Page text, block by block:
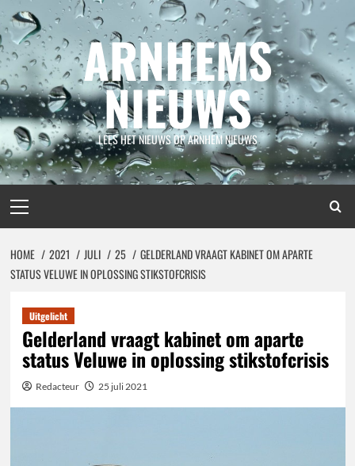
Spring
naar
inhoud
ARNHEMS
NIEUWS
LEES HET NIEUWS OP ARNHEM NIEUWS
menu
HOME 2021 JULI 25
GELDERLAND VRAAGT KABINET OM APARTE
STATUS VELUWE IN OPLOSSING STIKSTOFCRISIS
Uitgelicht
Gelderland vraagt kabinet om aparte
status Veluwe in oplossing stikstofcrisis
Redacteur 25 juli 2021